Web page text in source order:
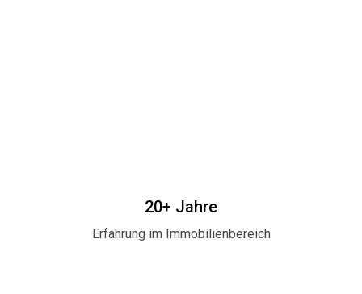
20+ Jahre
Erfahrung im Immobilienbereich